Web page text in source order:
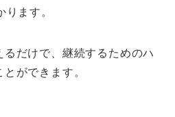
ます。
だけで、継続するためのハ
ができます。